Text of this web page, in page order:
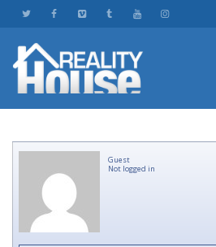
Guest
Not logged in